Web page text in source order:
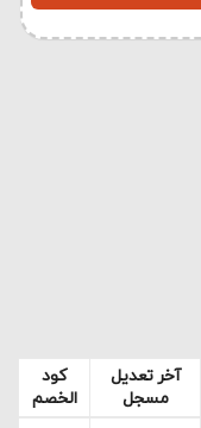
آخر تعديل
مسجل
كود
الخصم